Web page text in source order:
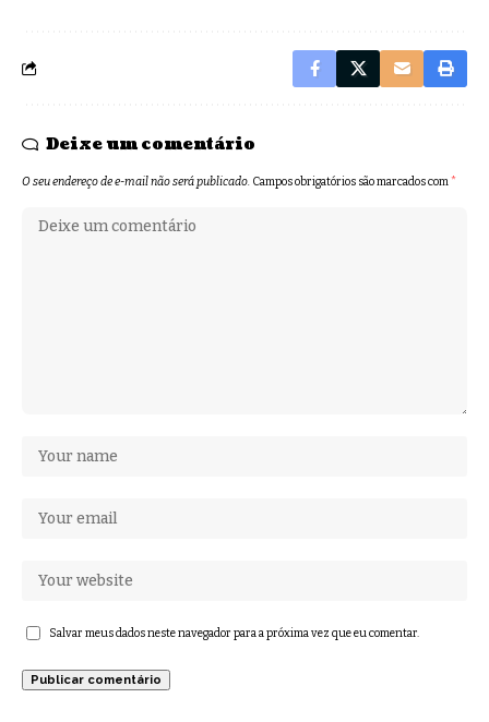
Deixe um comentário
O seu endereço de e-mail não será publicado. Campos obrigatórios são marcados com*
Salvar meus dados neste navegador para a próxima vez que eu comentar.